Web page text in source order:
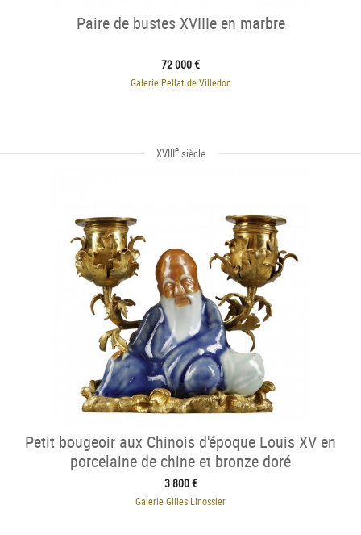
Paire de bustes XVIIIe en marbre
72 000 €
Galerie Pellat de Villedon
XVIIIesiècle
Petit bougeoir aux Chinois d'époque Louis XV en
porcelaine de chine et bronze doré
3 800 €
Galerie Gilles Linossier